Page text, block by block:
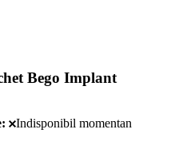
Bego Implant
Indisponibil momentan